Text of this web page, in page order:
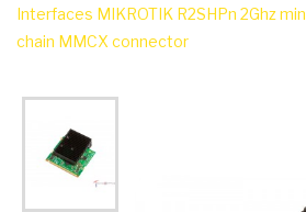
Interfaces MIKROTIK R2SHPn 2Ghz
chain MMCX connector